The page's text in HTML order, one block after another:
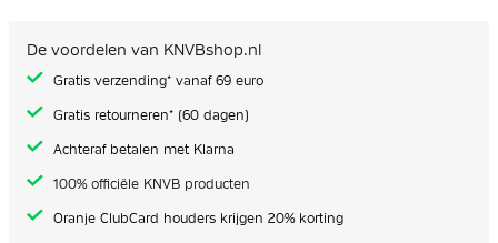
De voordelen van KNVBshop.nl
Gratis verzending* vanaf 69 euro
Gratis retourneren* (60 dagen)
Achteraf betalen met Klarna
100% officiële KNVB producten
Oranje ClubCard houders krijgen 20% korting